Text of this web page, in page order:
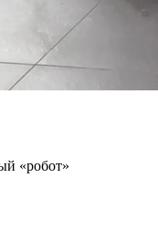
«робот»